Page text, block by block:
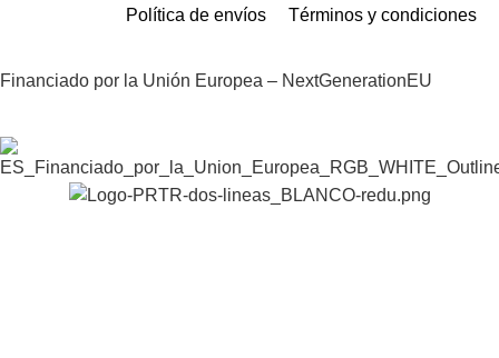
Política de envíos Términos y condiciones
Financiado por la Unión Europea – NextGenerationEU